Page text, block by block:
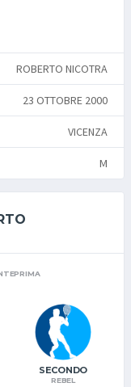
ROBERTO NICOTRA
23 OTTOBRE 2000
VICENZA
M
SECONDO
REBEL